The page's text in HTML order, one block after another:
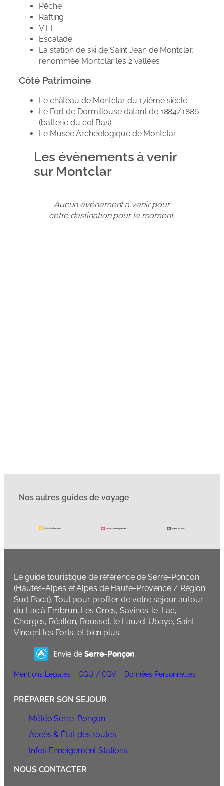
Pêche
Rafting
VTT
Escalade
La station de ski de Saint Jean de Montclar,
renommée Montclar les 2 vallées
Côté Patrimoine
Le château de Montclar du 17ième siècle
Le Fort de Dormillouse datant de 1884/1886
(batterie du col Bas)
Le Musée Archéologique de Montclar
Les évènements à venir
sur Montclar
Aucun événement à venir pour
cette destination pour le moment.
Nos autres guides de voyage
Le guide touristique de référence de Serre-Ponçon
(Hautes-Alpes et Alpes de Haute-Provence / Région
Sud Paca). Tout pour profiter de votre séjour autour
du Lac à Embrun, Les Orres, Savines-le-Lac,
Chorges, Réallon, Rousset, le Lauzet Ubaye, Saint-
Vincent les Forts, et bien plus.
Mentions Légales–CGU / CGV – Données Personnelles
PRÉPARER SON SEJOUR
Météo Serre-Ponçon
Accès & État des routes
Infos Enneigement Stations
NOUS CONTACTER